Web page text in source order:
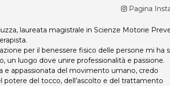
Pagina
laureata magistrale in Scienze Motorie
per il benessere fisico delle persone mi ha
un luogo dove unire professionalità e passione.
e appassionata del movimento umano, credo
potere del tocco, dell’ascolto e del trattamento